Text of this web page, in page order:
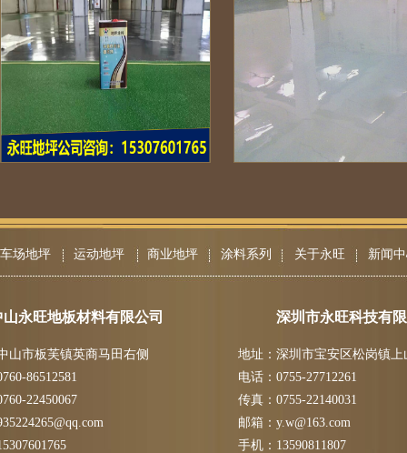
场地坪 运动地坪 商业地坪 涂料系列 关于永旺 新闻
山永旺地板材料有限公司
山市板芙镇英商马田右侧
86512581
22450067
深圳市永旺科技有
地址：深圳市宝安区松岗镇上
电话：0755-27712261
传真：0755-22140031
邮箱：y.w@163.com
手机：13590811807